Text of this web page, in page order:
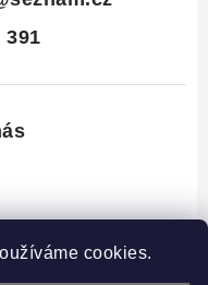
cookies.
391